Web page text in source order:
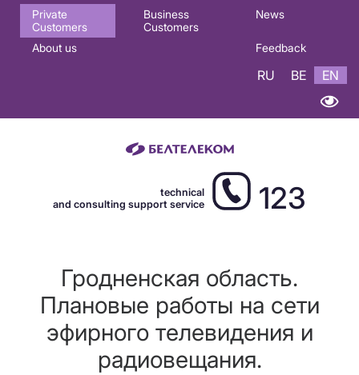
Основная
навигация
Private
Customers
Business
Customers
News
About us Feedback
RU BE EN
technical
and consulting support service
123
Гродненская область.
Плановые работы на сети
эфирного телевидения и
радиовещания.